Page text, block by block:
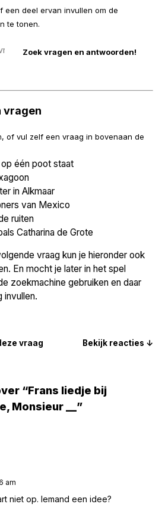
een deel ervan invullen om de
te tonen.
vragen
of vul zelf een vraag in bovenaan de
één poot staat
in Alkmaar
van Mexico
ruiten
Catharina de Grote
vraag kun je hieronder ook
En mocht je later in het spel
zoekmachine gebruiken en daar
invullen.
vraag Bekijk reacties ↓
“Frans liedje bij
Monsieur __”
am
niet op. Iemand een idee?